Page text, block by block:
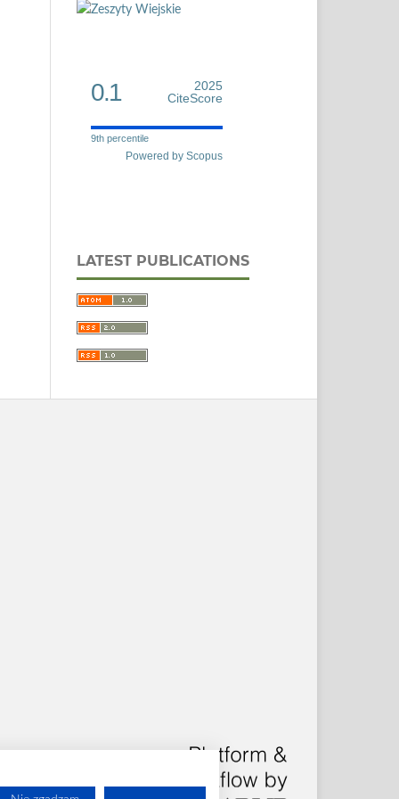
0.1
2025
CiteScore
9th percentile
Powered by Scopus
LATEST PUBLICATIONS